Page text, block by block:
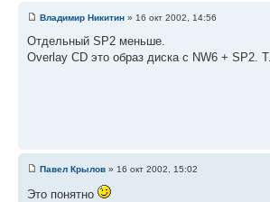
Владимир Никитин » 16 окт 2002, 14:56
Отдельный SP2 меньше.
Overlay CD это образ диска с NW6 + SP2.
Павел Крылов » 16 окт 2002, 15:02
Это понятно